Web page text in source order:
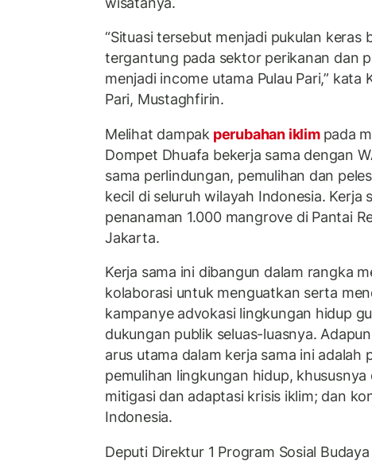
“Situasi tersebut menjadi pukulan keras
tergantung pada sektor perikanan dan
menjadi income utama Pulau Pari,” kata
Pari, Mustaghfirin.
Melihat dampak perubahan iklim pada
Dompet Dhuafa bekerja sama dengan
sama perlindungan, pemulihan dan
kecil di seluruh wilayah Indonesia. Kerja
penanaman 1.000 mangrove di Pantai
Jakarta.
Kerja sama ini dibangun dalam rangka
kolaborasi untuk menguatkan serta
kampanye advokasi lingkungan hidup
dukungan publik seluas-luasnya.
arus utama dalam kerja sama ini adalah
pemulihan lingkungan hidup, khususnya
mitigasi dan adaptasi krisis iklim; dan
Indonesia.
Deputi Direktur 1 Program Sosial